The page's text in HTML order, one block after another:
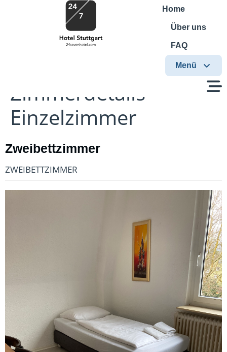
Home
Über uns
FAQ
Menü
Zimmerdetails
Einzelzimmer
Zweibettzimmer
ZWEIBETTZIMMER